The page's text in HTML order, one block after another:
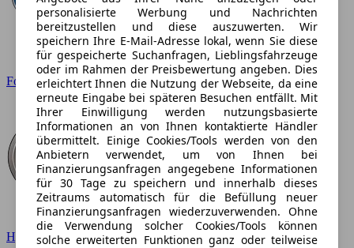
Ford
Hyundai
personalisierte Werbung und Nachrichten
bereitzustellen und diese auszuwerten. Wir
speichern Ihre E-Mail-Adresse lokal, wenn Sie diese
für gespeicherte Suchanfragen, Lieblingsfahrzeuge
oder im Rahmen der Preisbewertung angeben. Dies
erleichtert Ihnen die Nutzung der Webseite, da eine
erneute Eingabe bei späteren Besuchen entfällt. Mit
Ihrer Einwilligung werden nutzungsbasierte
Informationen an von Ihnen kontaktierte Händler
übermittelt. Einige Cookies/Tools werden von den
Anbietern verwendet, um von Ihnen bei
Finanzierungsanfragen angegebene Informationen
für 30 Tage zu speichern und innerhalb dieses
Zeitraums automatisch für die Befüllung neuer
Finanzierungsanfragen wiederzuverwenden. Ohne
die Verwendung solcher Cookies/Tools können
solche erweiterten Funktionen ganz oder teilweise